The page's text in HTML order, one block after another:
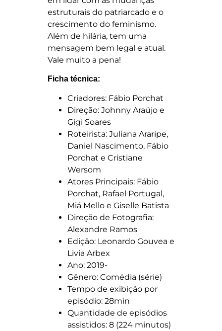
estruturais do patriarcado e o
crescimento do feminismo.
Além de hilária, tem uma
mensagem bem legal e atual.
Vale muito a pena!
Ficha técnica:
Criadores: Fábio Porchat
Direção: Johnny Araújo e
Gigi Soares
Roteirista: Juliana Araripe,
Daniel Nascimento, Fábio
Porchat e Cristiane
Wersom
Atores Principais: Fábio
Porchat, Rafael Portugal,
Miá Mello e Giselle Batista
Direção de Fotografia:
Alexandre Ramos
Edição: Leonardo Gouvea e
Livia Arbex
Ano: 2019-
Gênero: Comédia (série)
Tempo de exibição por
episódio: 28min
Quantidade de episódios
assistidos: 8 (224 minutos)